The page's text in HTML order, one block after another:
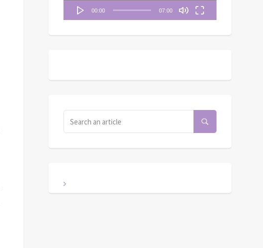
00:00 07:00